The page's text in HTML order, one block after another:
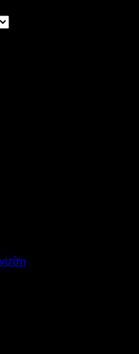
vườn